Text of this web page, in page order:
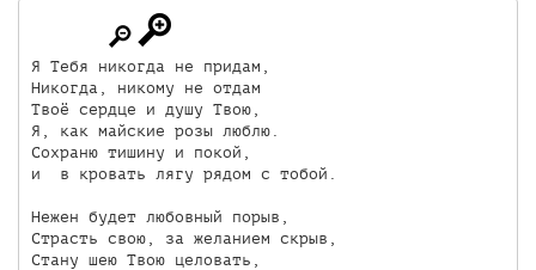
Я Тебя никогда не придам,
Никогда, никому не отдам
Твоё сердце и душу Твою,
Я, как майские розы люблю.
Сохраню тишину и покой,
и  в кровать лягу рядом с тобой.
Нежен будет любовный порыв,
Страсть свою, за желанием скрыв,
Стану шею Твою целовать,